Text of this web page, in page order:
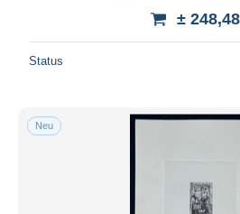
±
Status
Neu